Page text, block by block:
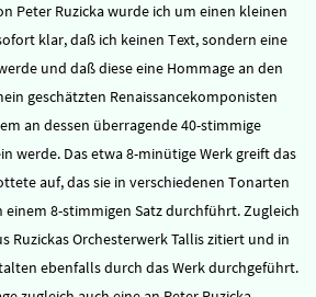
Peter Ruzicka wurde ich um einen kleinen
klar, daß ich keinen Text, sondern eine
und daß diese eine Hommage an den
geschätzten Renaissancekomponisten
an dessen überragende 40-stimmige
werde. Das etwa 8-minütige Werk greift das
auf, das sie in verschiedenen Tonarten
einem 8-stimmigen Satz durchführt. Zugleich
Ruzickas Orchesterwerk Tallis zitiert und in
ebenfalls durch das Werk durchgeführt.